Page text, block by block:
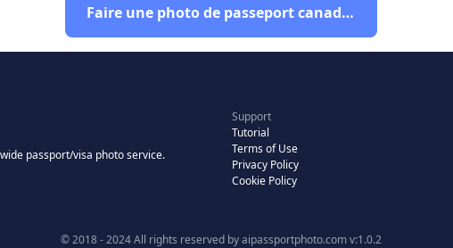
Faire une photo de passeport canadien
passport/visa photo service.
Support
Tutorial
Terms of Use
Privacy Policy
Cookie Policy
© 2018 - 2024 All rights reserved by aipassportphoto.com v:1.0.2